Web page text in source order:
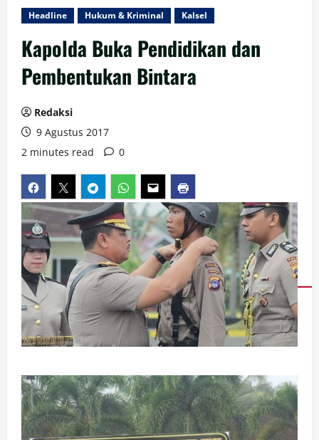
Headline Hukum & Kriminal Kalsel
Kapolda Buka Pendidikan dan
Pembentukan Bintara
Redaksi
9 Agustus 2017
2 minutes read
0